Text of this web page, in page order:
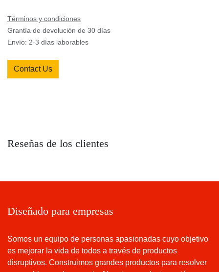
Términos y condiciones
Grantía de devolución de 30 días
Envío: 2-3 días laborables
Contact Us
Reseñas de los clientes
Diseñado para empresas
Somos un equipo de personas apasionadas cuyo objetivo
es mejorar la vida de todos a través de productos
disruptivos. Construimos grandes productos para resolver